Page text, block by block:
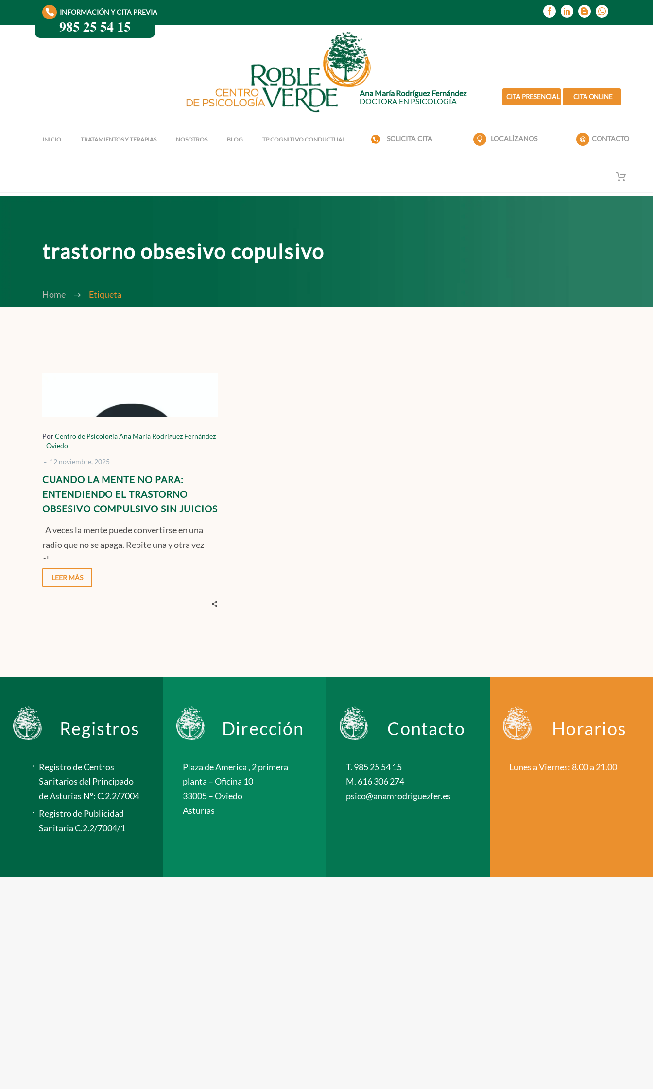
985 25 54 15
INFORMACIÓN Y CITA PREVIA
Ana María Rodríguez Fernández
DOCTORA EN PSICOLOGÍA
CITA PRESENCIAL CITA ONLINE
INICIO TRATAMIENTOS Y TERAPIAS NOSOTROS BLOG TP COGNITIVO CONDUCTUAL CONTACTO
LOCALÍZANOS
SOLICITA CITA
trastorno obsesivo copulsivo
Home Etiqueta
MENTE
PARA:
TRASTORNO
OBSESIVO
COMPULSIVO
JUICIOS
PorCentro de Psicología Ana María Rodríguez Fernández
- Oviedo
- 12 noviembre, 2025
CUANDO LA MENTE NO PARA:
ENTENDIENDO EL TRASTORNO
OBSESIVO COMPULSIVO SIN JUICIOS
A veces la mente puede convertirse en una
radio que no se apaga. Repite una y otra vez
el…
LEER MÁS
Registros
Registro de Centros
Sanitarios del Principado
de Asturias Nº: C.2.2/7004
Registro de Publicidad
Sanitaria C.2.2/7004/1
Dirección
Plaza de America , 2 primera
planta – Oficina 10
33005 – Oviedo
Asturias
Contacto
T. 985 25 54 15
M. 616 306 274
psico@anamrodriguezfer.es
Horarios
Lunes a Viernes: 8.00 a 21.00